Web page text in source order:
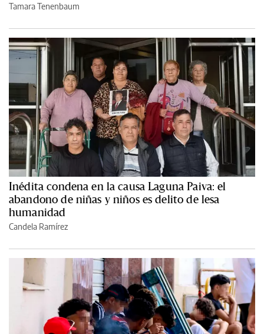
Tamara Tenenbaum
Inédita condena en la causa Laguna Paiva: el
abandono de niñas y niños es delito de lesa
humanidad
Candela Ramírez